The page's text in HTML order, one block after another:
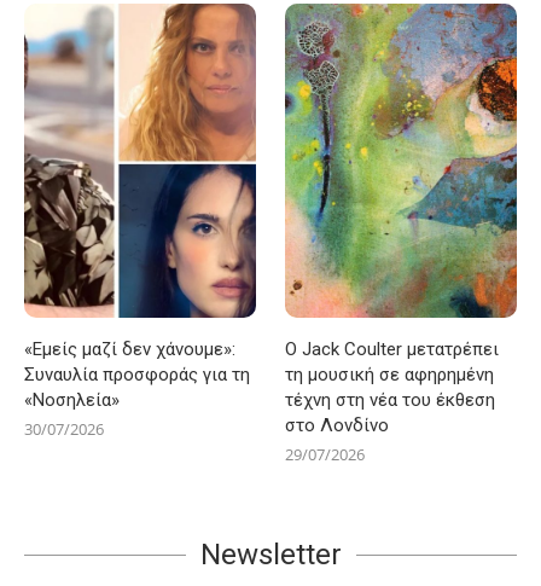
«Εμείς μαζί δεν χάνουμε»:
Συναυλία προσφοράς για τη
«Νοσηλεία»
30/07/2026
Ο Jack Coulter μετατρέπει
τη μουσική σε αφηρημένη
τέχνη στη νέα του έκθεση
στο Λονδίνο
29/07/2026
Newsletter